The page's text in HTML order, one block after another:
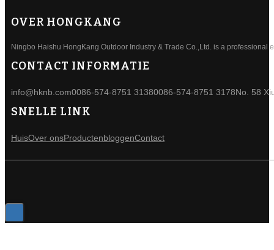
OVER HONGKANG
Ningbo Haishu HongKang Outdoor Industry & Trade Co.,Ltd. is a professional
CONTACT INFORMATIE
info@hknb.com0086-574-8751 31380086-574-8751 3178No. 58
SNELLE LINK
HuisOver onsProductenbloggenContact